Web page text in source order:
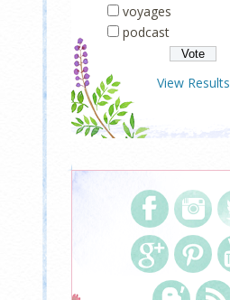
voyages
podcast
View Results